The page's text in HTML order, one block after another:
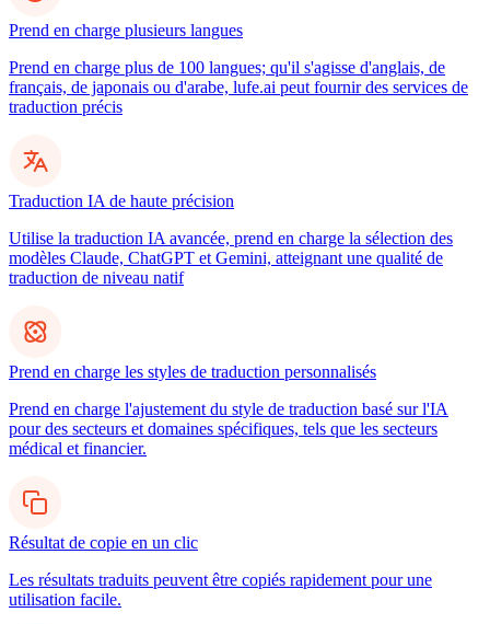
Prend en charge plusieurs langues
Prend en charge plus de 100 langues; qu'il s'agisse d'anglais, de
français, de japonais ou d'arabe, lufe.ai peut fournir des services de
traduction précis
Traduction IA de haute précision
Utilise la traduction IA avancée, prend en charge la sélection des
modèles Claude, ChatGPT et Gemini, atteignant une qualité de
traduction de niveau natif
Prend en charge les styles de traduction personnalisés
Prend en charge l'ajustement du style de traduction basé sur l'IA
pour des secteurs et domaines spécifiques, tels que les secteurs
médical et financier.
Résultat de copie en un clic
Les résultats traduits peuvent être copiés rapidement pour une
utilisation facile.